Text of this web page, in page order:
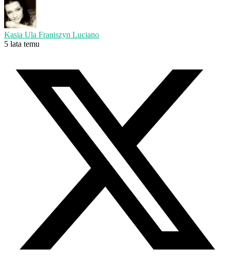
Kasia Ula Franiszyn Luciano
5 lata temu